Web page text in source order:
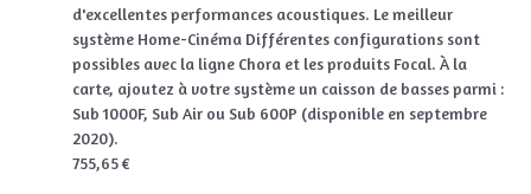
d'excellentes performances acoustiques. Le meilleur
système Home-Cinéma Différentes configurations sont
possibles avec la ligne Chora et les produits Focal. À la
carte, ajoutez à votre système un caisson de basses parmi :
Sub 1000F, Sub Air ou Sub 600P (disponible en septembre
2020).
755,65 €